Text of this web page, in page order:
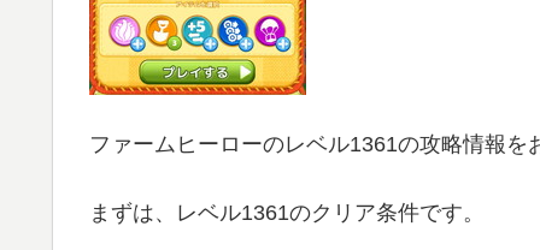
ファームヒーローのレベル1361の攻略情報を
まずは、レベル1361のクリア条件です。